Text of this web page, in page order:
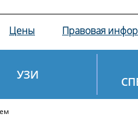
Цены Правовая
УЗИ